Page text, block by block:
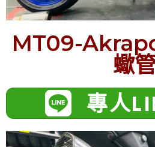
MT09-
蠍
專人